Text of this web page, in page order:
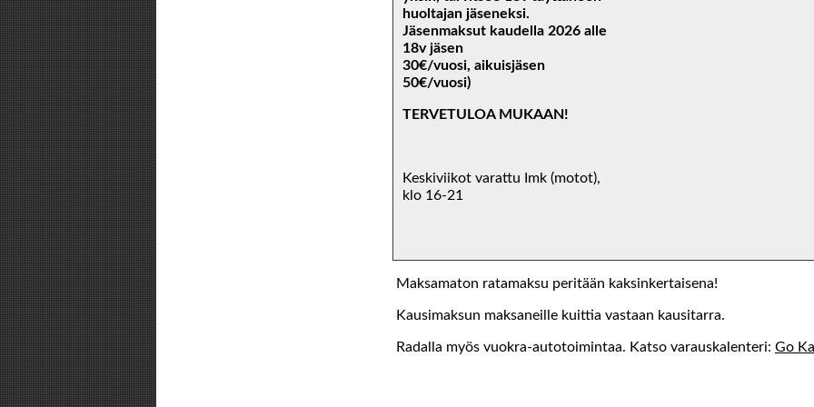
huoltajan jäseneksi.
Jäsenmaksut kaudella 2026 alle
18v jäsen
30€/vuosi, aikuisjäsen
50€/vuosi)
TERVETULOA MUKAAN!
Keskiviikot varattu Imk (motot),
klo 16-21
Maksamaton ratamaksu peritään kaksinkertaisena!
Kausimaksun maksaneille kuittia vastaan kausitarra.
Radalla myös vuokra-autotoimintaa. Katso varauskalenteri: Go